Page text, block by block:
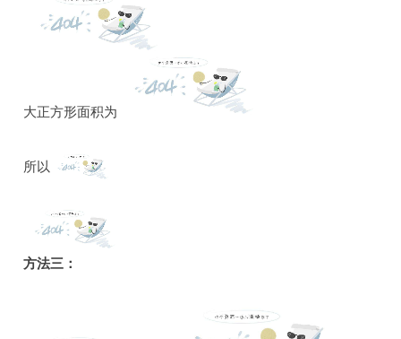
大正方形面积为
所以
方法三：